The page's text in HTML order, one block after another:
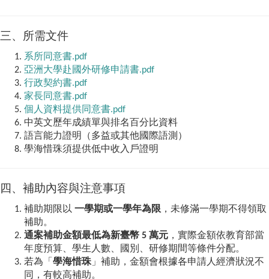
三、所需文件
系所同意書.pdf
亞洲大學赴國外研修申請書.pdf
行政契約書.pdf
家長同意書.pdf
個人資料提供同意書.pdf
中英文歷年成績單與排名百分比資料
語言能力證明（多益或其他國際語測）
學海惜珠須提供低中收入戶證明
四、補助內容與注意事項
補助期限以 一學期或一學年為限 ，未修滿一學期不得領取
補助。
通案補助金額最低為新臺幣 5 萬元 ，實際金額依教育部當
年度預算、學生人數、國別、研修期間等條件分配。
若為「 學海惜珠」補助，金額會根據各申請人經濟狀況不
同，有較高補助。